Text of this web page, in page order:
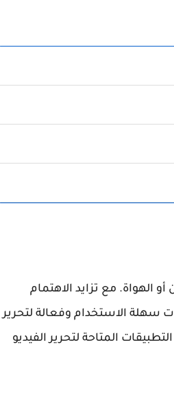
الهواة. مع تزايد الاهتمام
سهلة الاستخدام وفعالة لتحرير
المتاحة لتحرير الفيديو